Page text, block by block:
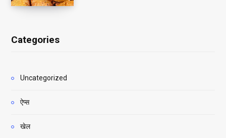
Categories
Uncategorized
ऐप्स
खेल